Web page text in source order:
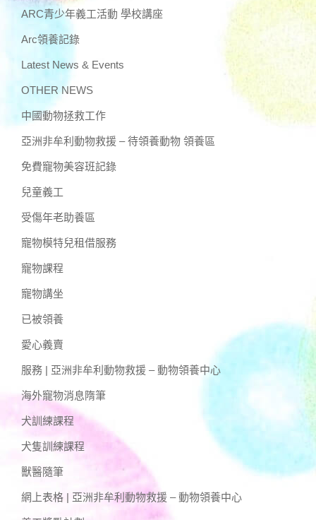
ARC青少年義工活動 學校講座
Arc領養記錄
Latest News & Events
OTHER NEWS
中國動物拯救工作
亞洲非牟利動物救援 – 待領養動物 領養區
免費寵物美容班記錄
兒童義工
受傷年老助養區
寵物模特兒租借服務
寵物課程
寵物講坐
已被領養
愛心義賣
服務 | 亞洲非牟利動物救援 – 動物領養中心
海外寵物消息隋筆
犬訓練課程
犬隻訓練課程
獸醫隨筆
網上表格 | 亞洲非牟利動物救援 – 動物領養中心